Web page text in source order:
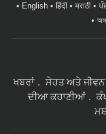
English हिंदी मराठी
ਖਬਰਾਂ ਸੇਹਤ ਅਤੇ ਜੀਵਨ
ਦੀਆ ਕਹਾਣੀਆਂ